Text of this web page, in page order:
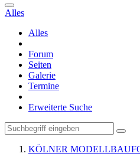
Alles
Alles
Forum
Seiten
Galerie
Termine
Erweiterte Suche
KÖLNER